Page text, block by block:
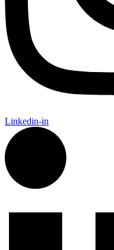
Linkedin-in